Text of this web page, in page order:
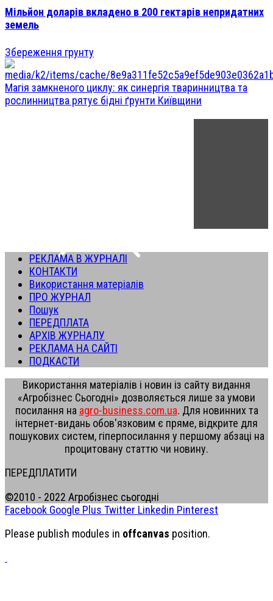
Мільйон доларів вкладено в 200 гектарів непридатних
земель
Збереження грунту
Магія замкненого циклу: як синергія тваринництва та
рослинництва рятує бідні ґрунти Київщини
РЕКЛАМА В ЖУРНАЛІ
КОНТАКТИ
Використання матеріалів
ПРО ЖУРНАЛ
Пошук
ПЕРЕДПЛАТА
АРХІВ ЖУРНАЛУ
РЕКЛАМА НА САЙТІ
ПОДКАСТИ
Використання матеріалів і новин із сайту видання
«Агробізнес Сьогодні» дозволяється лише за умови
посилання на agro-business.com.ua. Для новинних та
інтернет-видань обов'язковим є пряме, відкрите для
пошукових систем, гіперпосилання у першому абзаці на
процитовану статтю чи новину.
ПЕРЕДПЛАТИТИ
©2010 - 2022 Агробізнес сьогодні
Facebook Google Plus Twitter Linkedin Pinterest
Please publish modules in offcanvas position.